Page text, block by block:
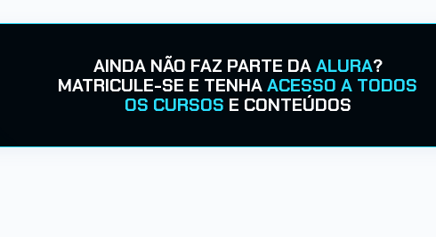
AINDA NÃO FAZ PARTE DAALURA?
MATRICULE-SE E TENHAACESSO A TODOS
OS CURSOS E CONTEÚDOS